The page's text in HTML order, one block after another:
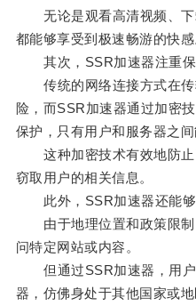
无论是观看高清视频、下
都能够享受到极速畅游的快感
其次，SSR加速器注重保
传统的网络连接方式在传
险，而SSR加速器通过加密
保护，只有用户和服务器之
这种加密技术有效地防止
窃取用户的相关信息。
此外，SSR加速器还能够
由于地理位置和政策限制
问特定网站或内容。
但通过SSR加速器，用户
器，仿佛身处于其他国家或